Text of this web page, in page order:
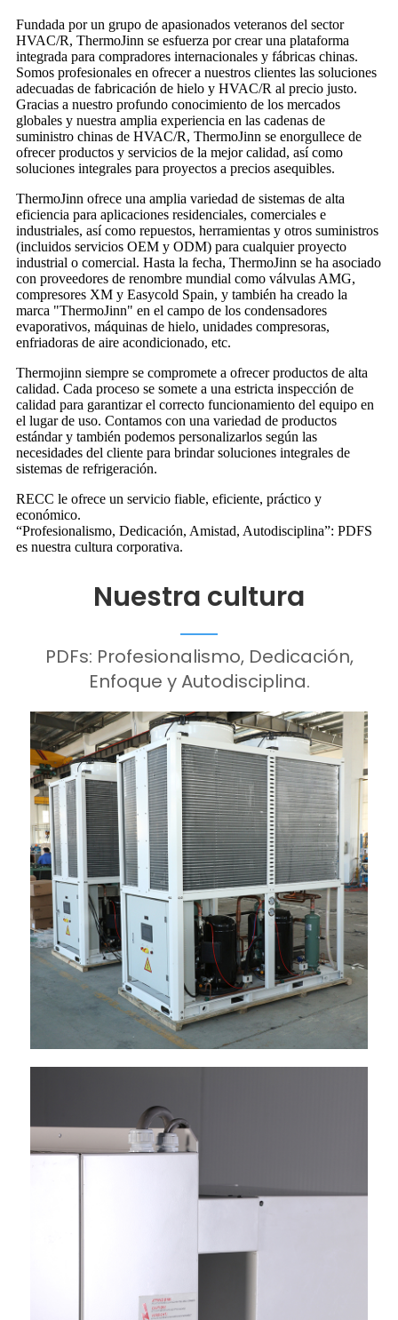
Fundada por un grupo de apasionados veteranos del sector
HVAC/R, ThermoJinn se esfuerza por crear una plataforma
integrada para compradores internacionales y fábricas chinas.
Somos profesionales en ofrecer a nuestros clientes las soluciones
adecuadas de fabricación de hielo y HVAC/R al precio justo.
Gracias a nuestro profundo conocimiento de los mercados
globales y nuestra amplia experiencia en las cadenas de
suministro chinas de HVAC/R, ThermoJinn se enorgullece de
ofrecer productos y servicios de la mejor calidad, así como
soluciones integrales para proyectos a precios asequibles.
ThermoJinn ofrece una amplia variedad de sistemas de alta
eficiencia para aplicaciones residenciales, comerciales e
industriales, así como repuestos, herramientas y otros suministros
(incluidos servicios OEM y ODM) para cualquier proyecto
industrial o comercial. Hasta la fecha, ThermoJinn se ha asociado
con proveedores de renombre mundial como válvulas AMG,
compresores XM y Easycold Spain, y también ha creado la
marca "ThermoJinn" en el campo de los condensadores
evaporativos, máquinas de hielo, unidades compresoras,
enfriadoras de aire acondicionado, etc.
Thermojinn siempre se compromete a ofrecer productos de alta
calidad. Cada proceso se somete a una estricta inspección de
calidad para garantizar el correcto funcionamiento del equipo en
el lugar de uso. Contamos con una variedad de productos
estándar y también podemos personalizarlos según las
necesidades del cliente para brindar soluciones integrales de
sistemas de refrigeración.
RECC le ofrece un servicio fiable, eficiente, práctico y
económico.
“Profesionalismo, Dedicación, Amistad, Autodisciplina”: PDFS
es nuestra cultura corporativa.
Nuestra cultura
PDFs: Profesionalismo, Dedicación,
Enfoque y Autodisciplina.